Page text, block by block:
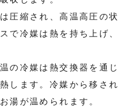
圧縮され、高温高圧の状
で冷媒は熱を持ち上げ、
の冷媒は熱交換器を通じ
します。冷媒から移され
湯が温められます。